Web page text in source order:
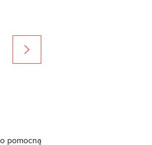
pomocną